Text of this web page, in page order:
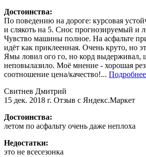
Достоинства:
По поведению на дороге: курсовая
и слякоть на 5. Снос прогнозируемый и
Чувство машины полное. На асфальте
идёт как приклеенная. Очень круто, но
Ямы ловил ого го, но корд выдерживал,
неповылазило. Моё мнение - хорошая
соотношение цена/качество!...
Свитнев Дмитрий
15 дек. 2018 г. Отзыв с Яндекс.Маркет
Достоинства:
летом по асфальту очень даже неплоха
Недостатки:
это не всесезонка